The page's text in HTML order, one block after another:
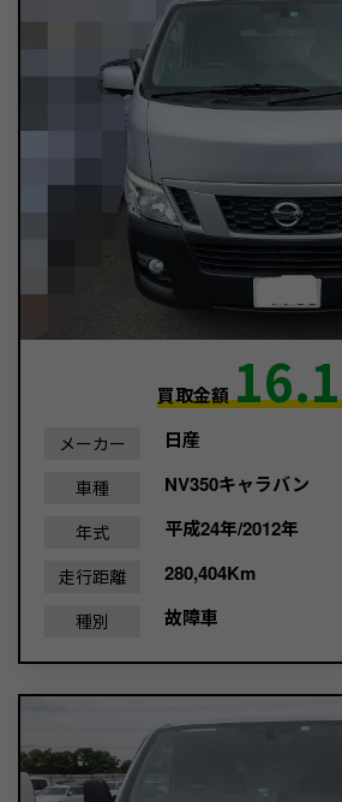
買取金額16.1
メーカー 日産
車種 NV350キャラバン
年式 平成24年/2012年
走行距離 280,404Km
種別 故障車